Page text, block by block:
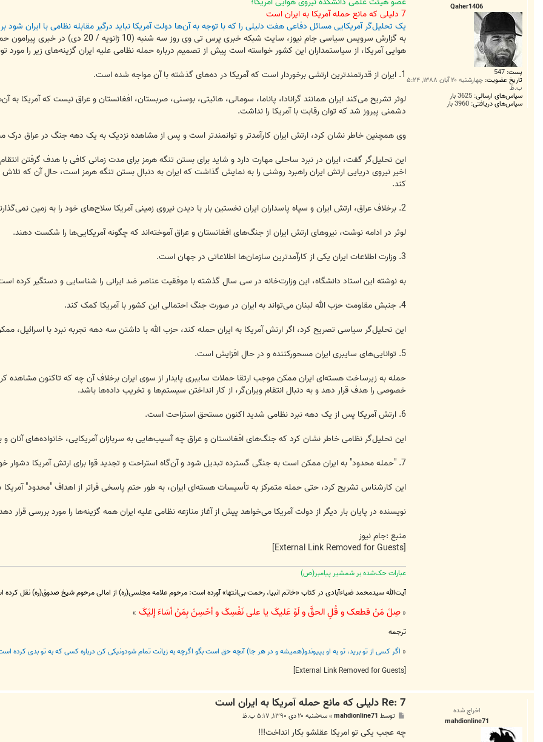
Qaher1406
پست: 547
تاریخ عضویت: چهارشنبه ۲۰ آبان ۱۳۸۸, ۵:۲۴
ب.ظ
سپاس‌های ارسالی: 3625 بار
سپاس‌های دریافتی: 3960 بار
7 دلیلی که مانع حمله آمریکا به ایران است
یک تحلیل‌گر آمریکایی مسائل دفاعی هفت دلیلی را که با توجه به آن‌ها دولت آمریکا نباید درگیر مقابله نظامی با ایران
به گزارش سرویس سیاسی جام نیوز، سایت شبکه
هوایی آمریکا، از سیاستمداران این کشور خواسته است پیش از تصمیم درباره حمله نظامی علیه ایران گزینه‌های زیر را مورد
1. ایران از قدرتمندترین ارتشی برخوردار است که آمریکا در ده‌های گذشته با آن مواجه شده است.
لوثر تشریح می‌کند ایران همانند گرانادا، پاناما، سومالی، هائیتی، بوسنی، صربستان، افغانستان و عراق نیست که آمریکا
دشمنی پیروز شد که توان رقابت با آمریکا را نداشت.
وی همچنین خاطر نشان کرد، ارتش ایران کارآمدتر و توانمندتر است و پس از مشاهده نزدیک به یک دهه جنگ در عراق درک
این تحلیل‌گر گفت، ایران در نبرد ساحلی مهارت دارد و شاید برای بستن تنگه هرمز برای مدت زمانی کافی با هدف گرفتن انتقام
اخیر نیروی دریایی ارتش ایران راهبرد روشنی را به نمایش گذاشت که ایران به دنبال بستن تنگه هرمز است، حال آن که
کند.
2. برخلاف عراق، ارتش ایران و سپاه پاسداران ایران نخستین بار با دیدن نیروی زمینی آمریکا سلاح‌های خود را به زمین نمی‌گذارند.
لوثر در ادامه نوشت، نیروهای ارتش ایران از جنگ‌های افغانستان و عراق آموخته‌اند که چگونه آمریکایی‌ها را شکست دهند.
3. وزارت اطلاعات ایران یکی از کارآمدترین سازمان‌ها اطلاعاتی در جهان است.
به نوشته این استاد دانشگاه، این وزارت‌خانه در سی سال گذشته با موفقیت عناصر ضد ایرانی را شناسایی و دستگیر کرده
4. جنبش مقاومت حزب الله لبنان می‌تواند به ایران در صورت جنگ احتمالی این کشور با آمریکا کمک کند.
این تحلیل‌گر سیاسی تصریح کرد، اگر ارتش آمریکا به ایران حمله کند، حزب الله با داشتن سه دهه تجربه نبرد با اسرائیل،
5. توانایی‌های سایبری ایران مسحورکننده و در حال افزایش است.
حمله به زیرساخت هسته‌ای ایران ممکن موجب ارتقا حملات سایبری پایدار از سوی ایران برخلاف آن چه که تاکنون مشاهده
خصوصی را هدف قرار دهد و به دنبال انتقام ویران‌گر، از کار انداختن سیستم‌ها و تخریب داده‌ها باشد.
6. ارتش آمریکا پس از یک دهه نبرد نظامی شدید اکنون مستحق استراحت است.
این تحلیل‌گر نظامی خاطر نشان کرد که جنگ‌های افغانستان و عراق چه آسیب‌هایی به سربازان آمریکایی، خانواده‌های آنان
7. "حمله محدود" به ایران ممکن است به جنگی گسترده تبدیل شود و آن‌گاه استراحت و تجدید قوا برای ارتش آمریکا دشوار خواهد بود.
این کارشناس تشریح کرد، حتی حمله متمرکز به تأسیسات هسته‌ای ایران، به طور حتم پاسخی فراتر از اهداف "محدود"
نویسنده در پایان بار دیگر از دولت آمریکا می‌خواهد پیش از آغاز منازعه نظامی علیه ایران همه گزینه‌ها را مورد بررسی قرار
منبع :جام نیوز
[External Link Removed for Guests]
عبارات حک‌شده بر شمشیر پیامبر(ص)
آیت‌الله سیدمحمد ضیاءآبادی در کتاب «خاتم انبیا، رحمت بی‌انتها» آورده است: مرحوم علامه مجلسی(ره) از امالی مرحوم شیخ صدوق(ره) نقل
« صِلْ مَنْ قطعک و قُلِ الحقَّ و لَوْ عَلیکَ یا علی نَفْسِکَ و أحْسِنْ بِمَنْ أسَاءَ إلیْکَ »
ترجمه
« اگر کسی از تو برید، تو به او بپیوندو(همیشه و در هر جا) آنچه حق است بگو اگرچه به زیانت تمام شودونیکی کن درباره کسی که به تو بدی کرده
[External Link Removed for Guests]
اخراج شده
mahdionline71
Re: 7 دلیلی که مانع حمله آمریکا به ایران است
ت
توسط mahdionline71
»سه‌شنبه ۲۰ دی ۱۳۹۰, ۵:۱۷ ب.ظ
چه عجب یکی تو امریکا عقلشو بکار انداخت!!!